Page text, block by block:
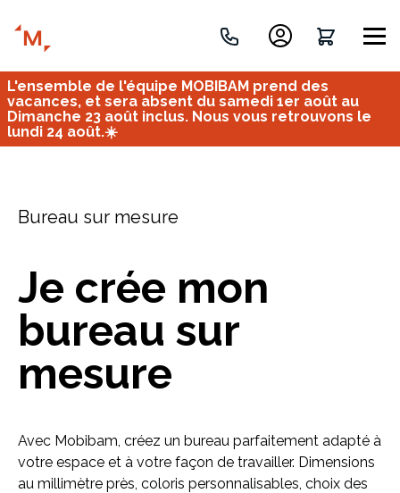
Tous Bureau
Créez votre projet de A à Z
L'ensemble de l'équipe MOBIBAM prend des
vacances, et sera absent du samedi 1er août au
Dimanche 23 août inclus. Nous vous retrouvons le
lundi 24 août.☀️
Bureau sur mesure
Je crée mon
bureau sur
mesure
Avec Mobibam, créez un bureau parfaitement adapté à
votre espace et à votre façon de travailler. Dimensions
au millimètre près, coloris personnalisables, choix des